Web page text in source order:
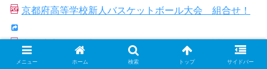
京都府高等学校新人バスケットボール大会 組合せ！
京都府高等学校新人バスケットボール大会 試合結
果！
メニュー ホーム 検索 トップ サイドバー